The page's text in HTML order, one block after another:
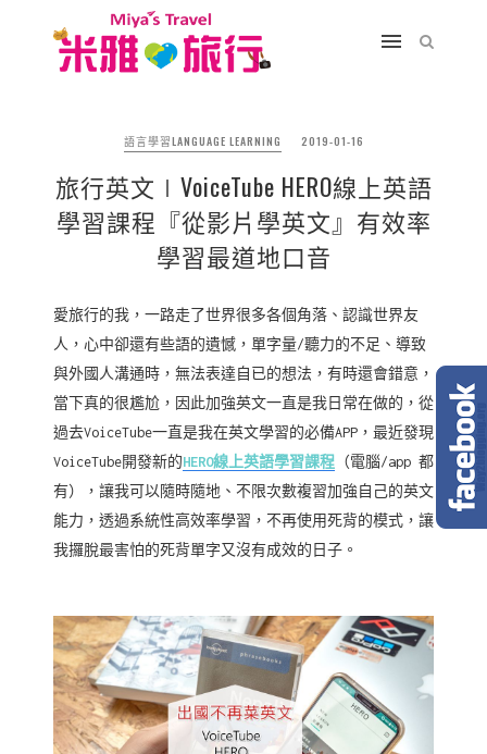
語言學習LANGUAGE LEARNING 2019-01-16
旅行英文∣VoiceTube HERO線上英語
學習課程『從影片學英文』有效率
學習最道地口音
愛旅行的我，一路走了世界很多各個角落、認識世界友
人，心中卻還有些語的遺憾，單字量/聽力的不足、導致
與外國人溝通時，無法表達自已的想法，有時還會錯意，
當下真的很尷尬，因此加強英文一直是我日常在做的，從
過去VoiceTube一直是我在英文學習的必備APP，最近發現
VoiceTube開發新的HERO線上英語學習課程 （電腦/app 都
有），讓我可以隨時隨地、不限次數複習加強自己的英文
能力，透過系統性高效率學習，不再使用死背的模式，讓
我攞脫最害怕的死背單字又沒有成效的日子。